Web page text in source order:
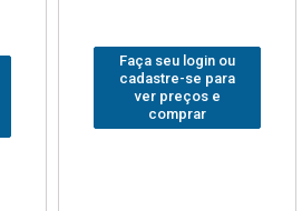
Faça seu login ou
cadastre-se para
ver preços e
comprar